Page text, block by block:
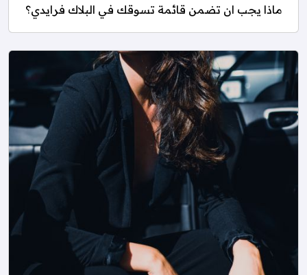
ماذا يجب ان تضمن قائمة تسوقك في البلاك فرايدي؟